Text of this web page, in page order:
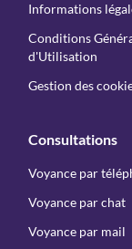
Informations
Conditions
d'Utilisation
Gestion des
Consultations
Voyance par
Voyance par chat
Voyance par mail